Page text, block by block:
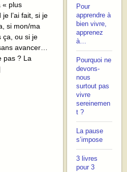
« plus
l’ai fait, si je
si mon/ma
ça, ou si je
avancer…
pas ? La
Pour
apprendre à
bien vivre,
apprenez
à…
Pourquoi ne
devons-
nous
surtout pas
vivre
sereinemen
t ?
La pause
s’impose
3 livres
pour 3